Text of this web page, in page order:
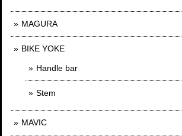
MAGURA
BIKE YOKE
Handle bar
Stem
MAVIC